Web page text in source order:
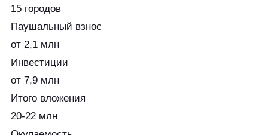
15 городов
Паушальный взнос
от 2,1 млн
Инвестиции
от 7,9 млн
Итого вложения
20-22 млн